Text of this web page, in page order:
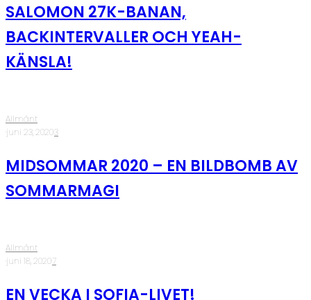
SALOMON 27K-BANAN,
BACKINTERVALLER OCH YEAH-
KÄNSLA!
Allmänt
·juni 23, 2020·3
MIDSOMMAR 2020 – EN BILDBOMB AV
SOMMARMAGI
Allmänt
·juni 18, 2020·7
EN VECKA I SOFIA-LIVET!